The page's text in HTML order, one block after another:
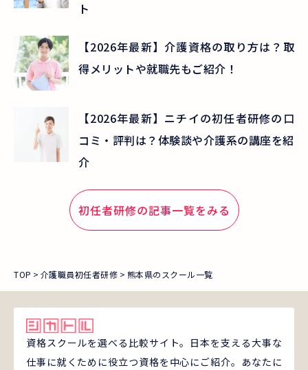
ト
【2026年最新】介護資格の取り方は？取
得メリットや就職先もご紹介！
【2026年最新】ニチイの初任者研修の口
コミ・評判は？体験談や介護系の講座を紹
介
初任者研修の記事一覧をみる
TOP 介護職員初任者研修 熊本県のスクール一覧
資格スクールを選べる比較サイト。日本を支える大事な
仕事に就くために役立つ資格を中心にご紹介。あなたに